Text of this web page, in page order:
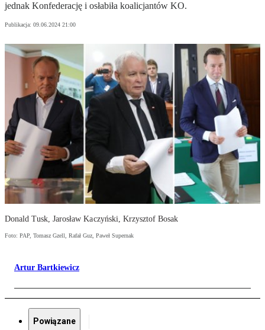
jednak Konfederację i osłabiła koalicjantów KO.
Publikacja: 09.06.2024 21:00
Donald Tusk, Jarosław Kaczyński, Krzysztof Bosak
Foto: PAP, Tomasz Gzell, Rafał Guz, Paweł Supernak
Artur Bartkiewicz
Powiązane